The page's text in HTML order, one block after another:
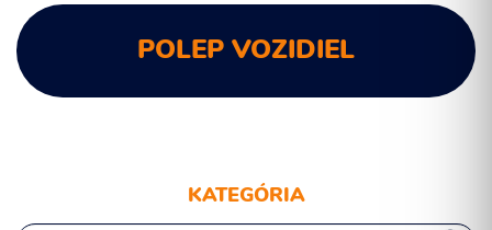
POLEP VOZIDIEL
KATEGÓRIA
Content Marketing
Balíky služieb
Marketingový základ